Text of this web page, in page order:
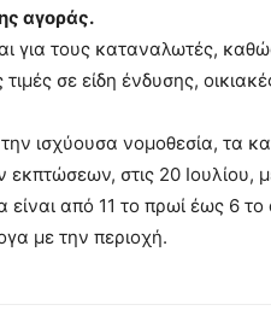
αγοράς.
για τους καταναλωτές,
τιμές σε είδη ένδυσης,
ισχύουσα νομοθεσία, τα
στις 20 Ιουλίου,
είναι από 11 το πρωί έως 6
με την περιοχή.